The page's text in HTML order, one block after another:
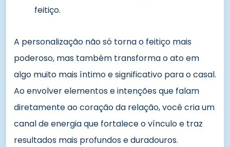
feitiço.
A personalização não só torna o feitiço mais
poderoso, mas também transforma o ato em
algo muito mais íntimo e significativo para o casal.
Ao envolver elementos e intenções que falam
diretamente ao coração da relação, você cria um
canal de energia que fortalece o vínculo e traz
resultados mais profundos e duradouros.